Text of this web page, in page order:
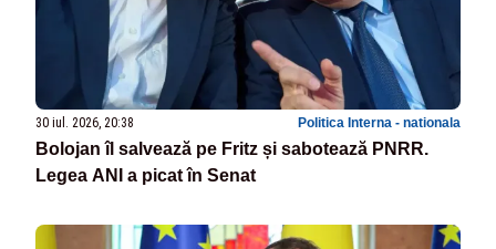
30 iul. 2026, 20:38 Politica Interna - nationala
Bolojan îl salvează pe Fritz și sabotează PNRR.
Legea ANI a picat în Senat